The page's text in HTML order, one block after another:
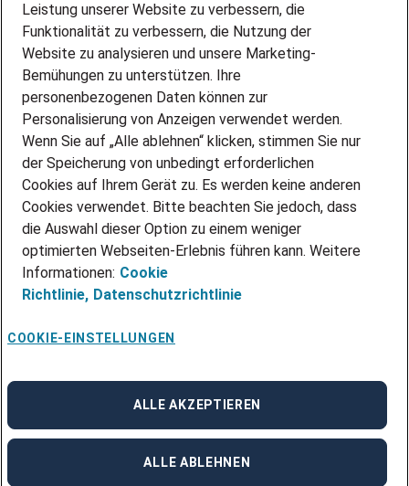
PARTNERSHIP WITH AIRBUS
INITIATIV BEWERBEN
Über Adecco
ÜBER UNS
STANDORTE
BLOG
PRESSE
KONTAKT
@Adecco 2026
IMPRESSUM
DATENSCHUTZ
NUTZUNGSBEDINGUNGEN
COOKIE-RICHTLINIEN
BESCHWERDESTELLE
linkedinFacebook
Instagram
Leistung unserer Website zu verbessern, die
Funktionalität zu verbessern, die Nutzung der
Website zu analysieren und unsere Marketing-
Bemühungen zu unterstützen. Ihre
personenbezogenen Daten können zur
Personalisierung von Anzeigen verwendet werden.
Wenn Sie auf „Alle ablehnen“ klicken, stimmen Sie nur
der Speicherung von unbedingt erforderlichen
Cookies auf Ihrem Gerät zu. Es werden keine anderen
Cookies verwendet. Bitte beachten Sie jedoch, dass
die Auswahl dieser Option zu einem weniger
optimierten Webseiten-Erlebnis führen kann. Weitere
Informationen: Cookie
Richtlinie, Datenschutzrichtlinie
COOKIE-EINSTELLUNGEN
ALLE ABLEHNEN
ALLE AKZEPTIEREN